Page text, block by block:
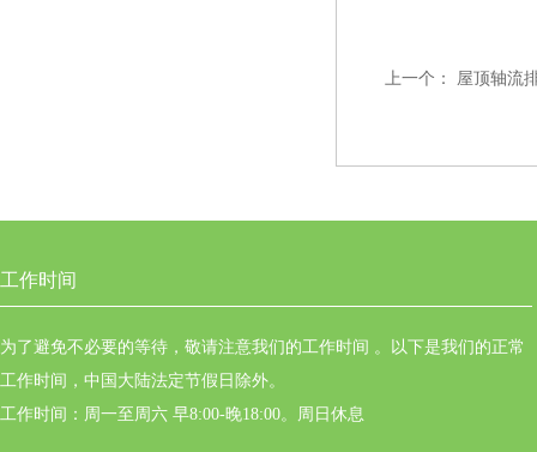
上一个： 屋顶轴流
工作时间
为了避免不必要的等待，敬请注意我们的工作时间 。以下是我们的正常
工作时间，中国大陆法定节假日除外。
工作时间：周一至周六 早8:00-晚18:00。周日休息